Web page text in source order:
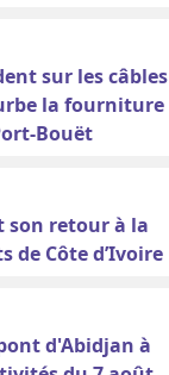
sur les câbles
la fourniture
Bouët
son retour à la
de Côte d’Ivoire
d'Abidjan à